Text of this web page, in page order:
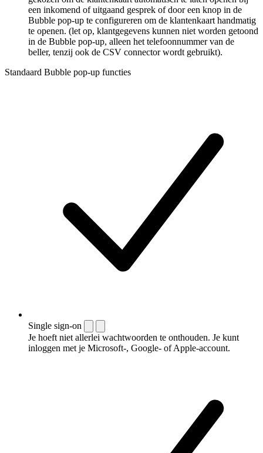
een inkomend of uitgaand gesprek of door een knop in de
Bubble pop-up te configureren om de klantenkaart handmatig
te openen. (let op, klantgegevens kunnen niet worden getoond
in de Bubble pop-up, alleen het telefoonnummer van de
beller, tenzij ook de CSV connector wordt gebruikt).
Standaard Bubble pop-up functies
Single sign-on
Je hoeft niet allerlei wachtwoorden te onthouden. Je kunt
inloggen met je Microsoft-, Google- of Apple-account.